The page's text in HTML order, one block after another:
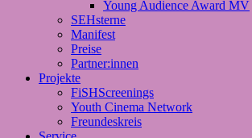
Young Audience Award MV
SEHsterne
Manifest
Preise
Partner:innen
Projekte
FiSHScreenings
Youth Cinema Network
Freundeskreis